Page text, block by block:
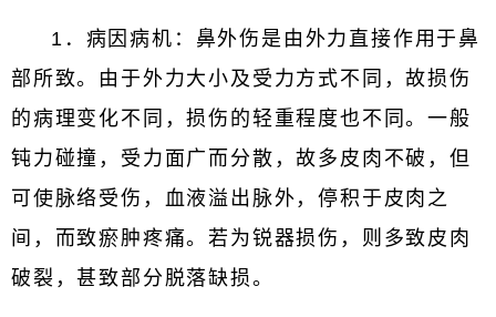
1．病因病机：鼻外伤是由外力直接作用于鼻
部所致。由于外力大小及受力方式不同，故损伤
的病理变化不同，损伤的轻重程度也不同。一般
钝力碰撞，受力面广而分散，故多皮肉不破，但
可使脉络受伤，血液溢出脉外，停积于皮肉之
间，而致瘀肿疼痛。若为锐器损伤，则多致皮肉
破裂，甚致部分脱落缺损。